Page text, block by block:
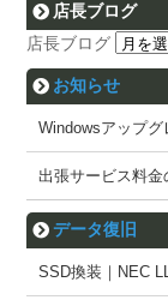
店長ブログ
店長ブログ
お知らせ
Windowsアップ
出張サービス料
データ復旧
SSD換装｜NEC